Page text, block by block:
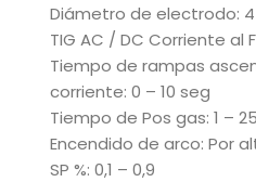
Diámetro de electrodo:
TIG AC / DC Corriente al
Tiempo de rampas
corriente: 0 – 10 seg
Tiempo de Pos gas: 1 –
Encendido de arco: Por
SP %: 0,1 – 0,9